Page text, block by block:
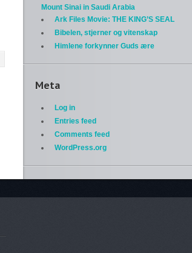
Mount Sinai in Saudi Arabia
Ark Files Movie: THE KING’S SEAL
Bibelen, stjerner og vitenskap
Himlene forkynner Guds ære
Meta
Log in
Entries feed
Comments feed
WordPress.org